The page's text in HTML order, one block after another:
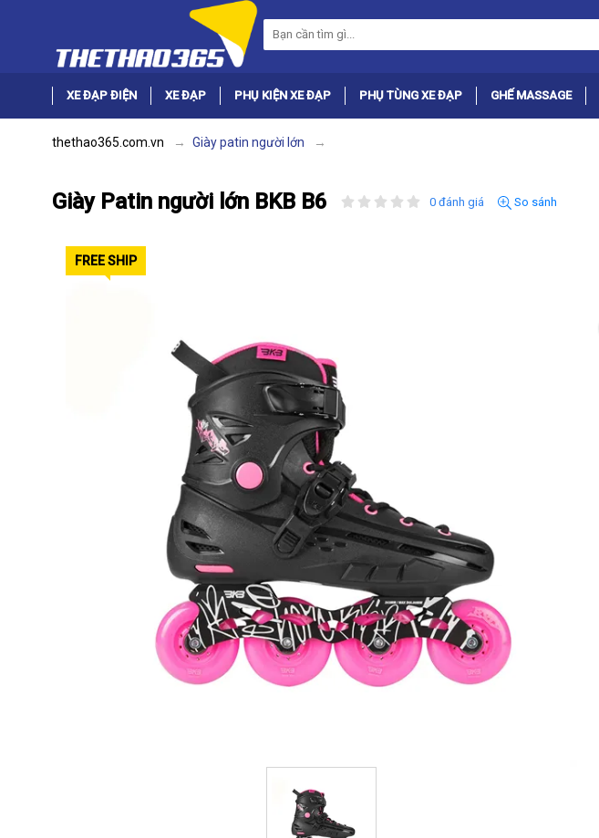
XE ĐẠP ĐIỆN XE ĐẠP PHỤ KIỆN XE ĐẠP PHỤ TÙNG XE ĐẠP GHẾ MASSAGE
thethao365.com.vn Giày patin người lớn
Giày Patin người lớn BKB B6 0 đánh giá So sánh
FREE SHIP